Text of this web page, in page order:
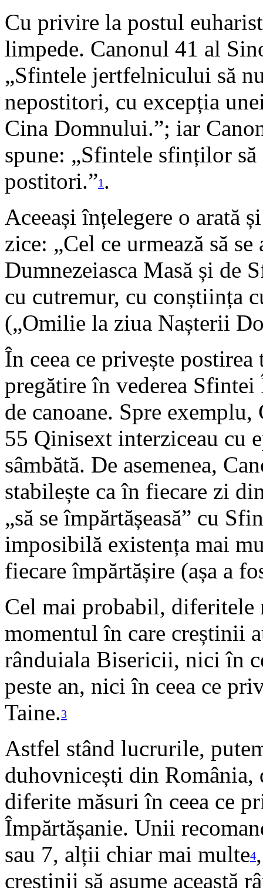
Cu privire la postul
limpede. Canonul 41 al
„Sfintele jertfelnicului să
nepostitori, cu excepția
Cina Domnului.”; iar
spune: „Sfintele sfinților
postitori.”1 .
Aceeași înțelegere o arată
zice: „Cel ce urmează să
Dumnezeiasca Masă și de
cu cutremur, cu conștiința
(„Omilie la ziua Nașterii
În ceea ce privește
pregătire în vederea Sfintei
de canoane. Spre
55 Qinisext interziceau cu
sâmbătă. De asemenea,
stabilește ca în fiecare zi
„să se împărtășeasă” cu
imposibilă existența mai
fiecare împărtășire (așa a
Cel mai probabil, diferitele
momentul în care creștinii
rânduiala Bisericii, nici în
peste an, nici în ceea ce
Taine.3
Astfel stând lucrurile,
duhovnicești din
diferite măsuri în ceea ce
Împărtășanie. Unii
sau 7, alții chiar mai multe4
creștinii să asume această